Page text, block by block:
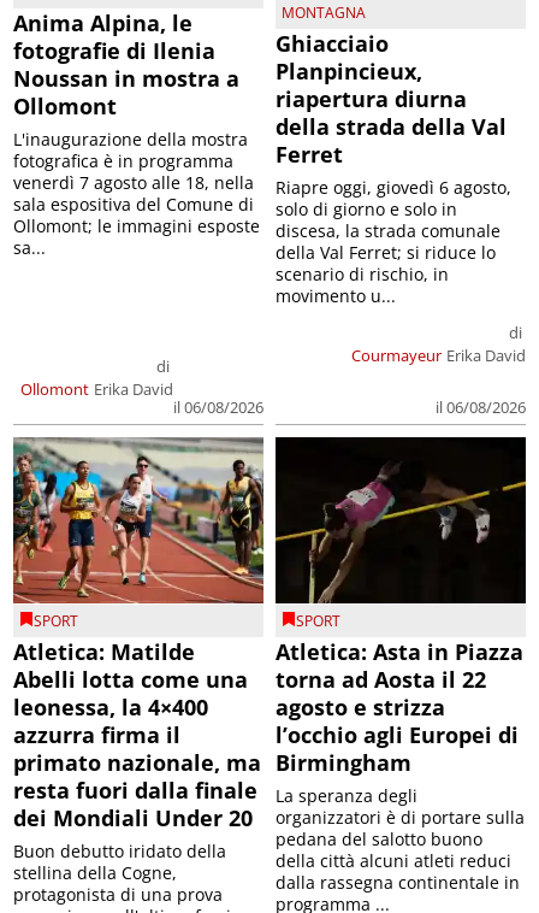
Anima Alpina, le
fotografie di Ilenia
Noussan in mostra a
Ollomont
Ollomont
di
Erika David
il 06/08/2026
L'inaugurazione della mostra
fotografica è in programma
venerdì 7 agosto alle 18, nella
sala espositiva del Comune di
Ollomont; le immagini esposte
sa...
MONTAGNA
Ghiacciaio
Planpincieux,
riapertura diurna
della strada della Val
Ferret
Courmayeur
di
Erika David
il 06/08/2026
Riapre oggi, giovedì 6 agosto,
solo di giorno e solo in
discesa, la strada comunale
della Val Ferret; si riduce lo
scenario di rischio, in
movimento u...
SPORT
Atletica: Matilde
Abelli lotta come una
leonessa, la 4×400
azzurra firma il
primato nazionale, ma
resta fuori dalla finale
dei Mondiali Under 20
Buon debutto iridato della
stellina della Cogne,
protagonista di una prova
SPORT
Atletica: Asta in Piazza
torna ad Aosta il 22
agosto e strizza
l’occhio agli Europei di
Birmingham
La speranza degli
organizzatori è di portare sulla
pedana del salotto buono
della città alcuni atleti reduci
dalla rassegna continentale in
programma ...